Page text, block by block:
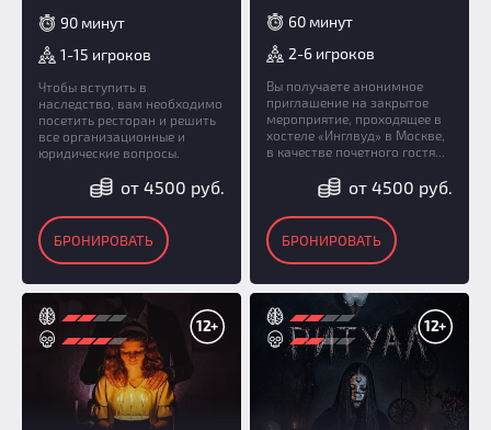
90 минут
1-15 игроков
Чтобы вступить в
наследство, вам необходимо
посетить ресторан и решить
все организационные и
юридические вопросы.
от 4500 руб.
БРОНИРОВАТЬ
60 минут
2-6 игроков
Вы получаете анонимное
приглашение на закрытое
мероприятие, проходящее в
хостеле «Инглвуд» в Москве,
в качестве почетного гостя...
от 4500 руб.
БРОНИРОВАТЬ
12+ 12+